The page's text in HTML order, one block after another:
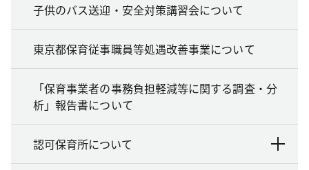
子供のバス送迎・安全対策講習会について
東京都保育従事職員等処遇改善事業について
「保育事業者の事務負担軽減等に関する調査・分
析」報告書について
認可保育所について